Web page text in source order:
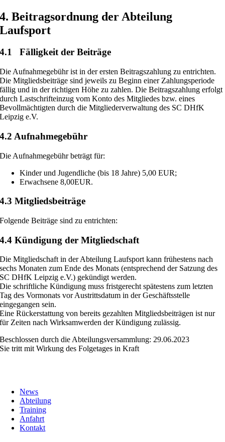
4. Beitragsordnung der Abteilung
Laufsport
4.1 Fälligkeit der Beiträge
Die Aufnahmegebühr ist in der ersten Beitragszahlung zu entrichten.
Die Mitgliedsbeiträge sind jeweils zu Beginn einer Zahlungsperiode
fällig und in der richtigen Höhe zu zahlen. Die Beitragszahlung erfolgt
durch Lastschrifteinzug vom Konto des Mitgliedes bzw. eines
Bevollmächtigten durch die Mitgliederverwaltung des SC DHfK
Leipzig e.V.
4.2 Aufnahmegebühr
Die Aufnahmegebühr beträgt für:
Kinder und Jugendliche (bis 18 Jahre) 5,00 EUR;
Erwachsene 8,00EUR.
4.3 Mitgliedsbeiträge
Folgende Beiträge sind zu entrichten:
4.4 Kündigung der Mitgliedschaft
Die Mitgliedschaft in der Abteilung Laufsport kann frühestens nach
sechs Monaten zum Ende des Monats (entsprechend der Satzung des
SC DHfK Leipzig e.V.) gekündigt werden.
Die schriftliche Kündigung muss fristgerecht spätestens zum letzten
Tag des Vormonats vor Austrittsdatum in der Geschäftsstelle
eingegangen sein.
Eine Rückerstattung von bereits gezahlten Mitgliedsbeiträgen ist nur
für Zeiten nach Wirksamwerden der Kündigung zulässig.
Beschlossen durch die Abteilungsversammlung: 29.06.2023
Sie tritt mit Wirkung des Folgetages in Kraft
News
Abteilung
Training
Anfahrt
Kontakt